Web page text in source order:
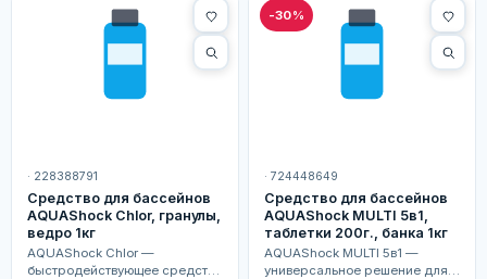
· 228388791
Средство для бассейнов
AQUAShock Chlor, гранулы,
ведро 1кг
AQUAShock Chlor —
быстродействующее средство
-30%
· 724448649
Средство для бассейнов
AQUAShock MULTI 5в1,
таблетки 200г., банка 1кг
AQUAShock MULTI 5в1 —
универсальное решение для